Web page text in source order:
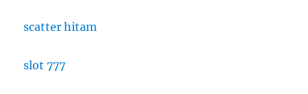
scatter hitam
slot 777